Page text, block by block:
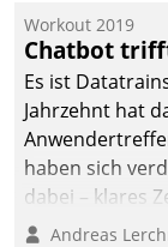
Einsparungen
Prozesse.
mit der
getan. Die
die
und zu
Workout 2019
Chatbot
Es ist
Jahrzehnt hat
haben sich
dabei – klares
Fokussierung
Andreas